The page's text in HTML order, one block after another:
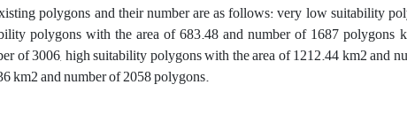
polygons and their number are as follows: very low suitability
polygons with the area of 683.48 and number of 1687
of 3006, high suitability polygons with the area of 1212.44 km2 and
km2 and number of 2058 polygons.